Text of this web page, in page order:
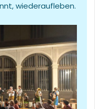
wiederaufleben.